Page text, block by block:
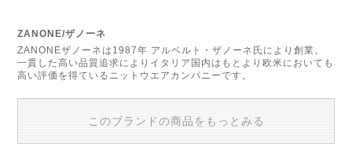
ZANONE/ザノーネ
ZANONEザノーネは1987年 アルベルト・ザノーネ氏により創業。
一貫した高い品質追求によりイタリア国内はもとより欧米においても
高い評価を得ているニットウエアカンパニーです。
このブランドの商品をもっとみる